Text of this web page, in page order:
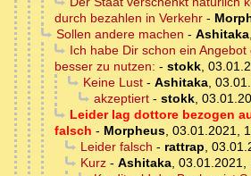
durch bezahlen in Verkehr -
Sollen andere machen - Ashitaka,
Ich habe Dir schon ein
besser zu nutzen: - stokk,
Keine Lust- Ashitaka,
akzeptiert- stokk,
Leider lag dottore bezogen
falsch - Morpheus, 03.01.2021,
Leider falsch - rattrap,
Kurz- Ashitaka, 03.01.2021,